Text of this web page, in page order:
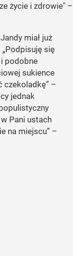
życie i zdrowie" –
miał już
„Podpisuję się
i podobne
sukience
czekoladkę” –
jednak
Pani ustach
na miejscu” –